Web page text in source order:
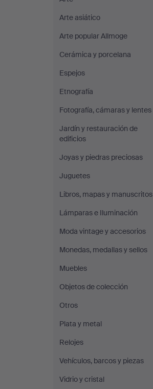
Arte asiático
Arte popular Allmoge
Cerámica y porcelana
Espejos
Etnografía
Fotografía, cámaras y lentes
Jardín y restauración de
edificios
Joyas y piedras preciosas
Juguetes
Libros, mapas y manuscritos
Lámparas e Iluminación
Moda vintage y accesorios
Monedas, medallas y sellos
Muebles
Objetos de colección
Otros
Plata y metal
Relojes
Vehículos, barcos y piezas
Vidrio y cristal